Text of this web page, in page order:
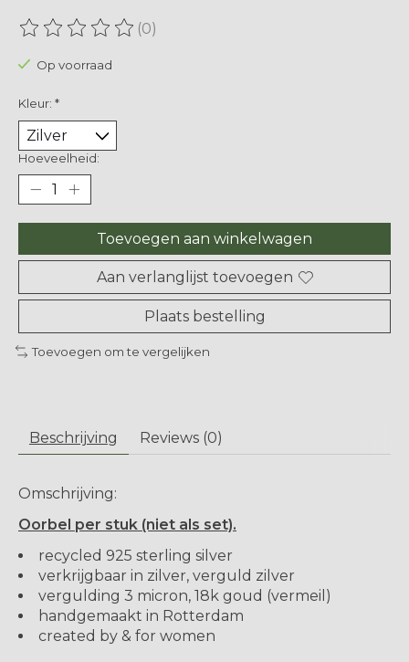
De beoordeling van dit product is
(0)
Op voorraad
Kleur: *
Hoeveelheid:
Toevoegen aan winkelwagen
Aan verlanglijst toevoegen
Plaats bestelling
Toevoegen om te vergelijken
Beschrijving Reviews (0)
Omschrijving:
Oorbel per stuk (niet als set).
recycled 925 sterling silver
verkrijgbaar in zilver, verguld zilver
vergulding 3 micron, 18k goud (vermeil)
handgemaakt in Rotterdam
created by & for women